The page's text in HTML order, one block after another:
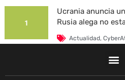
1
Ucrania anuncia
Rusia alega no
Actualidad,
La Universidad